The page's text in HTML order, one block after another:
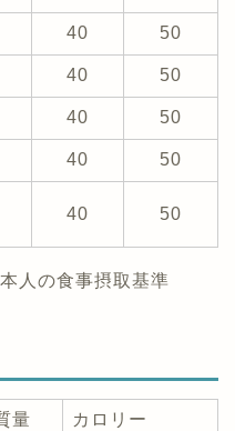
40 50
40 50
40 50
40 50
40 50
人の食事摂取基準
量
カロリー